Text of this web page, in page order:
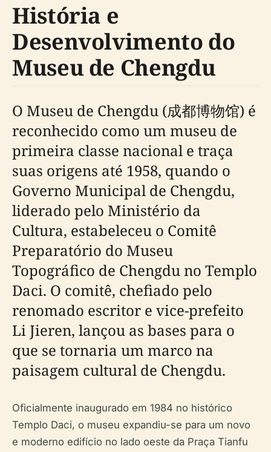
História e
Desenvolvimento do
Museu de Chengdu
O Museu de Chengdu (成都博物馆) é
reconhecido como um museu de
primeira classe nacional e traça
suas origens até 1958, quando o
Governo Municipal de Chengdu,
liderado pelo Ministério da
Cultura, estabeleceu o Comitê
Preparatório do Museu
Topográfico de Chengdu no Templo
Daci. O comitê, chefiado pelo
renomado escritor e vice-prefeito
Li Jieren, lançou as bases para o
que se tornaria um marco na
paisagem cultural de Chengdu.
Oficialmente inaugurado em 1984 no histórico
Templo Daci, o museu expandiu-se para um novo
e moderno edifício no lado oeste da Praça Tianfu